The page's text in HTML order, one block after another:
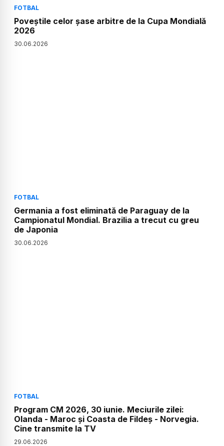
FOTBAL
Poveștile celor șase arbitre de la Cupa Mondială
2026
30.06.2026
FOTBAL
Germania a fost eliminată de Paraguay de la
Campionatul Mondial. Brazilia a trecut cu greu
de Japonia
30.06.2026
FOTBAL
Program CM 2026, 30 iunie. Meciurile zilei:
Olanda - Maroc și Coasta de Fildeș - Norvegia.
Cine transmite la TV
29.06.2026